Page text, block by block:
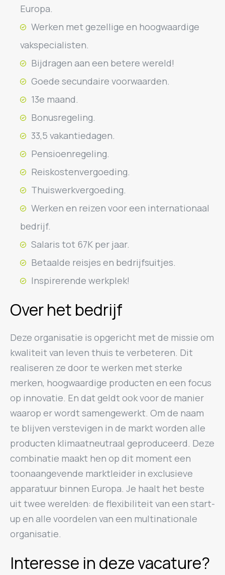
Europa.
Werken met gezellige en hoogwaardige
vakspecialisten.
Bijdragen aan een betere wereld!
Goede secundaire voorwaarden.
13e maand.
Bonusregeling.
33,5 vakantiedagen.
Pensioenregeling.
Reiskostenvergoeding.
Thuiswerkvergoeding.
Werken en reizen voor een internationaal
bedrijf.
Salaris tot 67K per jaar.
Betaalde reisjes en bedrijfsuitjes.
Inspirerende werkplek!
Over het bedrijf
Deze organisatie is opgericht met de missie om
kwaliteit van leven thuis te verbeteren. Dit
realiseren ze door te werken met sterke
merken, hoogwaardige producten en een focus
op innovatie. En dat geldt ook voor de manier
waarop er wordt samengewerkt. Om de naam
te blijven verstevigen in de markt worden alle
producten klimaatneutraal geproduceerd. Deze
combinatie maakt hen op dit moment een
toonaangevende marktleider in exclusieve
apparatuur binnen Europa. Je haalt het beste
uit twee werelden: de flexibiliteit van een start-
up en alle voordelen van een multinationale
organisatie.
Interesse in deze vacature?